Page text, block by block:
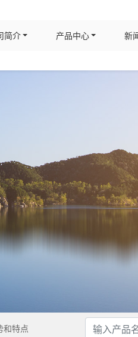
简介 产品中心 新
和特点